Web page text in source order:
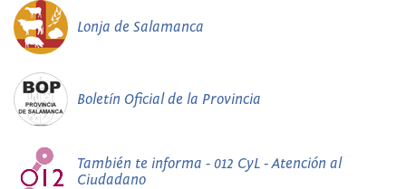
Lonja de Salamanca
Boletín Oficial de la Provincia
También te informa - 012 CyL - Atención al
Ciudadano